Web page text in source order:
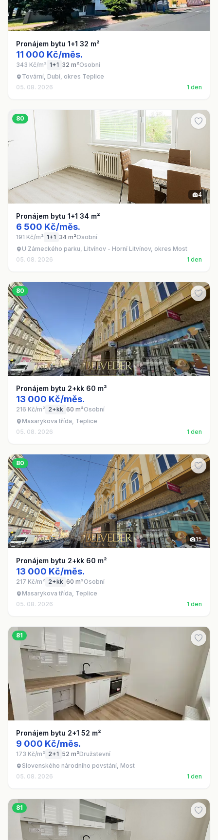
Pronájem bytu 1+1 32 m²
11 000 Kč/měs.
343 Kč/m² 1+1 32 m²Osobní
Tovární, Dubí, okres Teplice
05. 08. 2026
1 den
80
4
Pronájem bytu 1+1 34 m²
6 500 Kč/měs.
191 Kč/m² 1+1 34 m²Osobní
U Zámeckého parku, Litvínov - Horní Litvínov, okres Most
05. 08. 2026
1 den
80
Pronájem bytu 2+kk 60 m²
13 000 Kč/měs.
216 Kč/m² 2+kk 60 m²Osobní
Masarykova třída, Teplice
05. 08. 2026
1 den
80
15
Pronájem bytu 2+kk 60 m²
13 000 Kč/měs.
217 Kč/m² 2+kk 60 m²Osobní
Masarykova třída, Teplice
05. 08. 2026
1 den
81
Pronájem bytu 2+1 52 m²
9 000 Kč/měs.
173 Kč/m² 2+1 52 m²Družstevní
Slovenského národního povstání, Most
05. 08. 2026
1 den
81